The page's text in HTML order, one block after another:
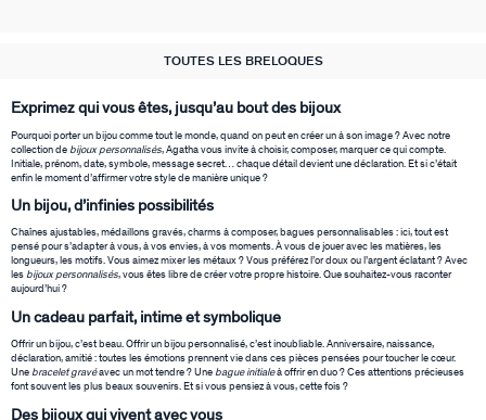
TOUTES LES BRELOQUES
Exprimez qui vous êtes, jusqu’au bout des bijoux
Pourquoi porter un bijou comme tout le monde, quand on peut en créer un à son image ? Avec notre
collection de bijoux personnalisés, Agatha vous invite à choisir, composer, marquer ce qui compte.
Initiale, prénom, date, symbole, message secret… chaque détail devient une déclaration. Et si c’était
enfin le moment d’affirmer votre style de manière unique ?
Un bijou, d’infinies possibilités
Chaînes ajustables, médaillons gravés, charms à composer, bagues personnalisables : ici, tout est
pensé pour s’adapter à vous, à vos envies, à vos moments. À vous de jouer avec les matières, les
longueurs, les motifs. Vous aimez mixer les métaux ? Vous préférez l’or doux ou l’argent éclatant ? Avec
les bijoux personnalisés, vous êtes libre de créer votre propre histoire. Que souhaitez-vous raconter
aujourd’hui ?
Un cadeau parfait, intime et symbolique
Offrir un bijou, c’est beau. Offrir un bijou personnalisé, c’est inoubliable. Anniversaire, naissance,
déclaration, amitié : toutes les émotions prennent vie dans ces pièces pensées pour toucher le cœur.
Une bracelet gravéavec un mot tendre ? Une bague initialeà offrir en duo ? Ces attentions précieuses
font souvent les plus beaux souvenirs. Et si vous pensiez à vous, cette fois ?
Des bijoux qui vivent avec vous